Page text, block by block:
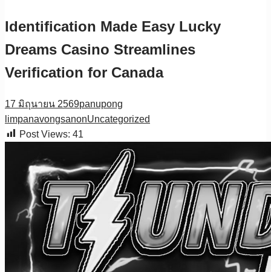
Identification Made Easy Lucky
Dreams Casino Streamlines
Verification for Canada
17 มิถุนายน 2569panupong
limpanavongsanonUncategorized
Post Views: 41